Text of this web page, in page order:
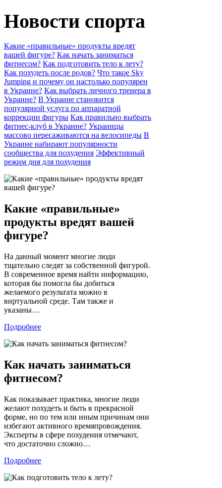
Новости спорта
Какие «правильные» продукты вредят
вашей фигуре? Как начать заниматься
фитнесом? Как подготовить тело к лету?
Как похудеть после родов? Что такое Sky
Jumping и почему он настолько популярен
в Украине? Как выбрать личного тренера в
Украине? В Украине становится
популярной услуга по аппаратной
коррекции фигуры Как правильно выбрать
фитнес-клуб в Украине? Украинцы
массово пересаживаются на велосипеды В
Украине набирают популярности
сообщества для похудения Эффективный
режим дня для похудения
Какие «правильные»
продукты вредят вашей
фигуре?
На данный момент многие люди
тщательно следят за собственной фигурой.
В современное время найти информацию,
которая бы помогла бы добиться
желаемого результата можно в
виртуальной среде. Там также и
указаны…
Подробнее
Как начать заниматься
фитнесом?
Как показывает практика, многие люди
желают похудеть и быть в прекрасной
форме, но по тем или иным причинам они
избегают активного времяпровождения.
Эксперты в сфере похудения отмечают,
что достаточно сложно…
Подробнее